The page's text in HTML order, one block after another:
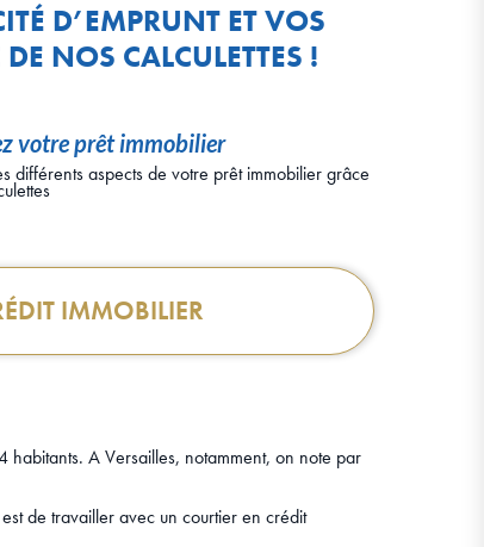
D’EMPRUNT ET VOS
NOS CALCULETTES !
votre prêt immobilier
différents aspects de votre prêt immobilier grâce
IMMOBILIER
A Versailles, notamment, on note par
de travailler avec un courtier en crédit